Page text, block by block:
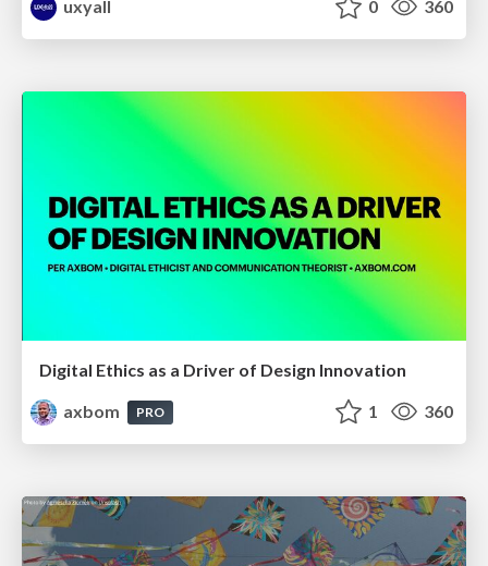
uxyall
0 360
Digital Ethics as a Driver of Design Innovation
axbom
PRO 1 360